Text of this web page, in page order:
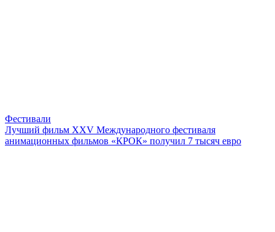
Фестивали
Лучший фильм XXV Международного фестиваля
анимационных фильмов «КРОК» получил 7 тысяч евро